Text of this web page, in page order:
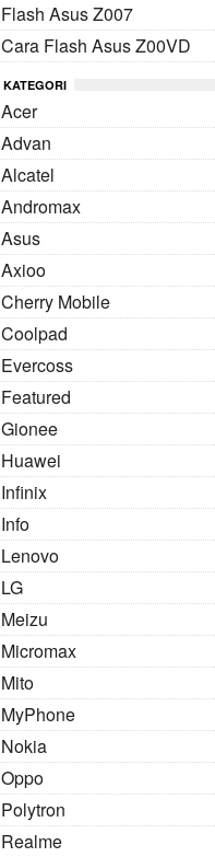
Flash Asus Z007
Cara Flash Asus Z00VD
KATEGORI
Acer
Advan
Alcatel
Andromax
Asus
Axioo
Cherry Mobile
Coolpad
Evercoss
Featured
Gionee
Huawei
Infinix
Info
Lenovo
LG
Meizu
Micromax
Mito
MyPhone
Nokia
Oppo
Polytron
Realme